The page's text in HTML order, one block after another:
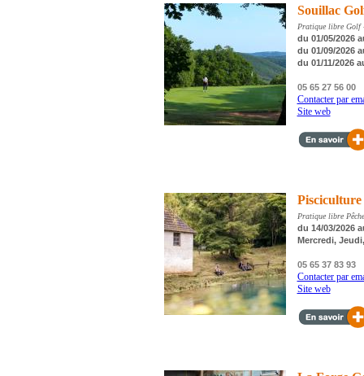
Souillac
Pratique libre Golf
du 01/05/2026
du 01/09/2026
du 01/11/2026
05 65 27 56 00
Contacter par
Site web
Pratique libre Pêche
du 14/03/2026
Mercredi,
05 65 37 83 93
Contacter par
Site web